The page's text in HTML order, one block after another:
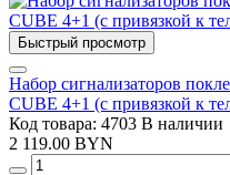
Быстрый просмотр
Набор сигнализаторов
CUBE 4+1 (с привязкой к
Код товара: 4703 В наличии
2 119.00 BYN